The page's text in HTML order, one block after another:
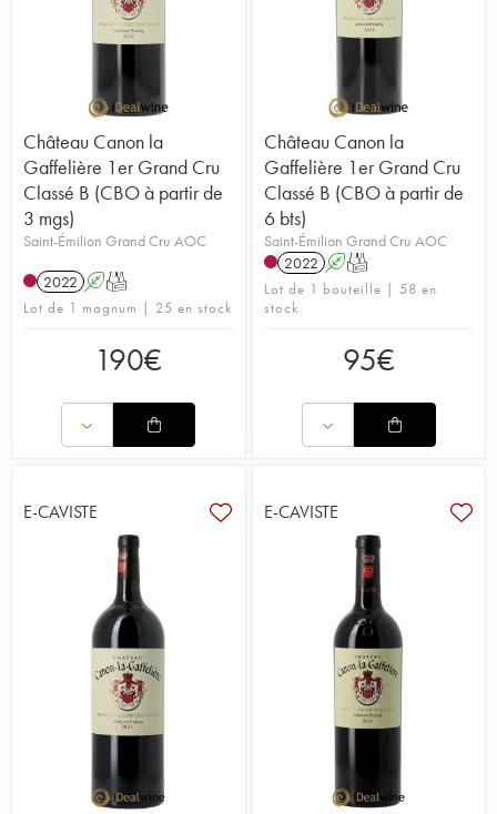
Château Canon la
Gaffelière 1er Grand Cru
Classé B (CBO à partir de
3 mgs)
Saint-Émilion Grand Cru AOC
2022 AT
Lot de 1 magnum | 25 en stock
190€
Château Canon la
Gaffelière 1er Grand Cru
Classé B (CBO à partir de
6 bts)
Saint-Émilion Grand Cru AOC
2022 AT
Lot de 1 bouteille | 58 en
stock
95€
E-CAVISTE E-CAVISTE